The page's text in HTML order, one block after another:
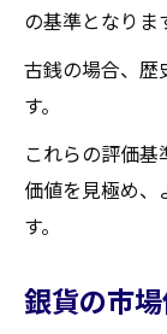
の基準となりま
古銭の場合、歴
す。
これらの評価
価値を見極め、
す。
銀貨の市